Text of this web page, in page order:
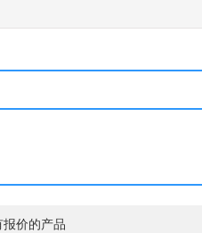
报价的产品